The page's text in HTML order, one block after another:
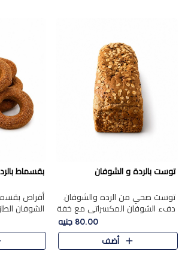
توست بالردة و الشوفان
توست صحي من الرده والشوفان.
دفء الشوفان المكسراتي مع خفة
80.00 جنيه
أضف
بقسماط
أقراص
الشوفان
مختارة.
بداية صحية